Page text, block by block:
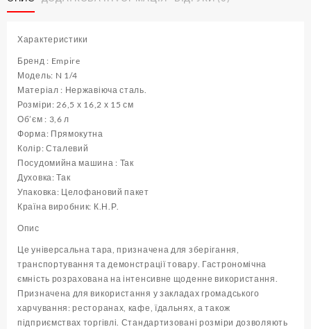
сталі
х
16,2
х
15
см
(
шт
)
кількість
Характеристики
Бренд : Empire
Модель: N 1/4
Матеріал : Нержавіюча сталь.
Розміри: 26,5 х 16,2 х 15 см
Об’єм : 3,6 л
Форма: Прямокутна
Колір: Сталевий
Посудомийна машина : Так
Духовка: Так
Упаковка: Целофановий пакет
Країна виробник: К.Н.Р.
Опис
Це універсальна тара, призначена для зберігання,
транспортування та демонстрації товару. Гастрономічна
ємність розрахована на інтенсивне щоденне використання.
Призначена для використання у закладах громадського
харчування: ресторанах, кафе, їдальнях, а також
підприємствах торгівлі. Стандартизовані розміри дозволяють